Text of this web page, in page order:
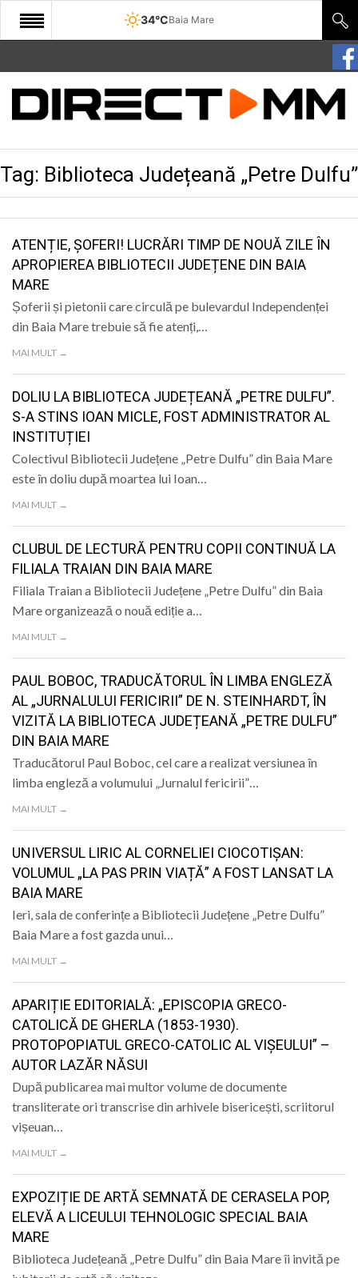
34°CBaia Mare
START
COMUNITATE
CULTURA
SANATATE
SPORT
SPECIAL
Tag: Biblioteca Județeană „Petre Dulfu”
ATENȚIE, ȘOFERI! LUCRĂRI TIMP DE NOUĂ ZILE ÎN
APROPIEREA BIBLIOTECII JUDEȚENE DIN BAIA
MARE
Șoferii și pietonii care circulă pe bulevardul Independenței
din Baia Mare trebuie să fie atenți,…
MAI MULT →
DOLIU LA BIBLIOTECA JUDEȚEANĂ „PETRE DULFU”.
S-A STINS IOAN MICLE, FOST ADMINISTRATOR AL
INSTITUȚIEI
Colectivul Bibliotecii Județene „Petre Dulfu” din Baia Mare
este în doliu după moartea lui Ioan…
MAI MULT →
CLUBUL DE LECTURĂ PENTRU COPII CONTINUĂ LA
FILIALA TRAIAN DIN BAIA MARE
Filiala Traian a Bibliotecii Județene „Petre Dulfu” din Baia
Mare organizează o nouă ediție a…
MAI MULT →
PAUL BOBOC, TRADUCĂTORUL ÎN LIMBA ENGLEZĂ
AL „JURNALULUI FERICIRII” DE N. STEINHARDT, ÎN
VIZITĂ LA BIBLIOTECA JUDEȚEANĂ „PETRE DULFU”
DIN BAIA MARE
Traducătorul Paul Boboc, cel care a realizat versiunea în
limba engleză a volumului „Jurnalul fericirii”…
MAI MULT →
UNIVERSUL LIRIC AL CORNELIEI CIOCOTIȘAN:
VOLUMUL „LA PAS PRIN VIAȚĂ” A FOST LANSAT LA
BAIA MARE
Ieri, sala de conferințe a Bibliotecii Județene „Petre Dulfu”
Baia Mare a fost gazda unui…
MAI MULT →
APARIȚIE EDITORIALĂ: „EPISCOPIA GRECO-
CATOLICĂ DE GHERLA (1853-1930).
PROTOPOPIATUL GRECO-CATOLIC AL VIȘEULUI” –
AUTOR LAZĂR NĂSUI
După publicarea mai multor volume de documente
transliterate ori transcrise din arhivele bisericești, scriitorul
vișeuan…
MAI MULT →
EXPOZIȚIE DE ARTĂ SEMNATĂ DE CERASELA POP,
ELEVĂ A LICEULUI TEHNOLOGIC SPECIAL BAIA
MARE
Biblioteca Județeană „Petre Dulfu” din Baia Mare îi invită pe